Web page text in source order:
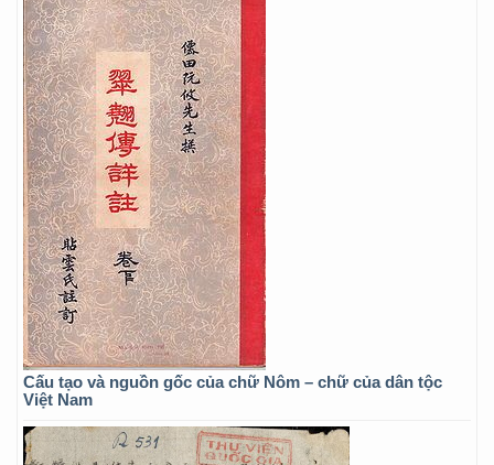
Cấu tạo và nguồn gốc của chữ Nôm – chữ của dân tộc
Việt Nam